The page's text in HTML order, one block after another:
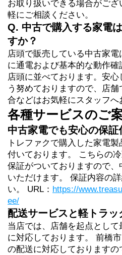
お取り扱いできる場合がご
軽にご相談ください。
Q. 中古で購入する家電
すか？
店頭で販売している中古家
に通電および基本的な動作
店頭に並べております。 安心
う努めておりますので、店舗
合などはお気軽にスタッフへ
各種サービスのご
中古家電でも安心の保証
トレファクで購入した家電
付いております。
こちらの
保証がついておりますので
いただけます。 保証内容の
い。
URL： https://
ee/
配送サービスと軽トラッ
当店では、店舗を起点とし
に対応しております。 前橋
の配送に対応しております